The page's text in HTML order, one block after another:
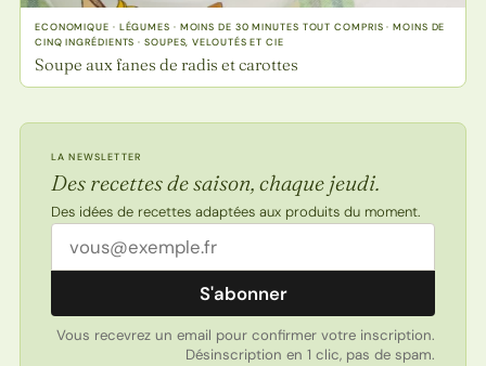
ECONOMIQUE · LÉGUMES · MOINS DE 30 MINUTES TOUT COMPRIS · MOINS DE
CINQ INGRÉDIENTS · SOUPES, VELOUTÉS ET CIE
Soupe aux fanes de radis et carottes
LA NEWSLETTER
Des recettes de saison, chaque jeudi.
Des idées de recettes adaptées aux produits du moment.
Adresse email
S'abonner
Vous recevrez un email pour confirmer votre inscription.
Désinscription en 1 clic, pas de spam.